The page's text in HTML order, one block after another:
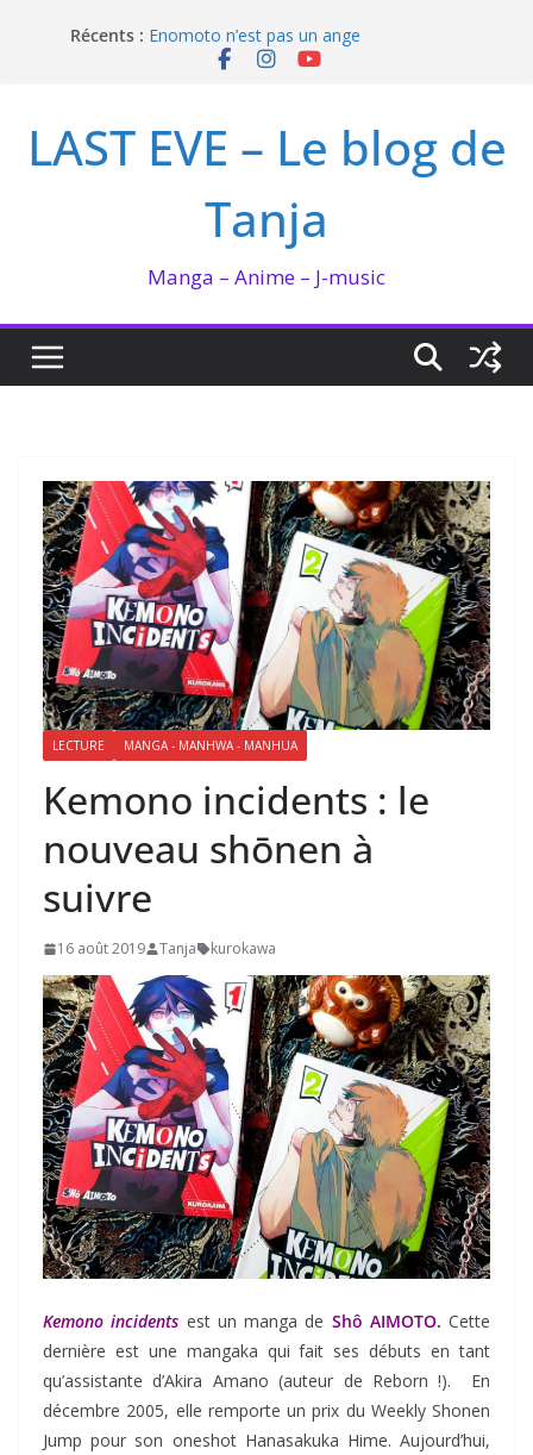
Récents : Enomoto n’est pas un ange
QUEEN BEE enflamme le Bataclan
I’m not in love de Zeniko Sumiya
LAST EVE – Le blog de
Tanja
Manga – Anime – J-music
LECTURE MANGA - MANHWA - MANHUA
Kemono incidents : le
nouveau shōnen à
suivre
16 août 2019 Tanja kurokawa
Kemono incidents est un manga de Shô AIMOTO. Cette
dernière est une mangaka qui fait ses débuts en tant
qu’assistante d’Akira Amano (auteur de Reborn !). En
décembre 2005, elle remporte un prix du Weekly Shonen
Jump pour son oneshot Hanasakuka Hime. Aujourd’hui,